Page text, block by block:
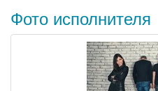
Фото исполнителя